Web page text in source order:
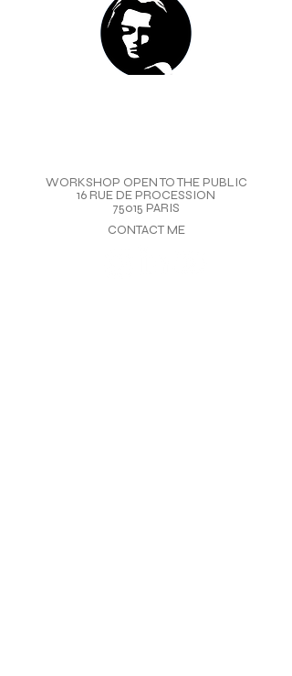
WORKSHOP OPEN TO THE PUBLIC
16 RUE DE PROCESSION
75015 PARIS
CONTACT ME